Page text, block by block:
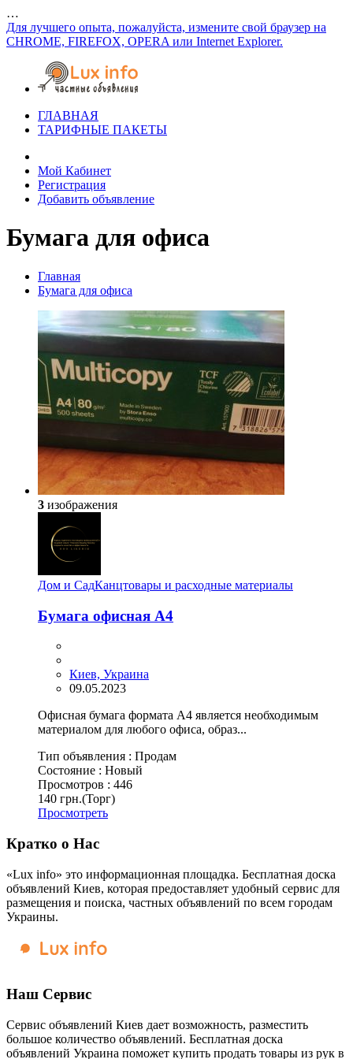
…
Для лучшего опыта, пожалуйста, измените свой браузер на
CHROME, FIREFOX, OPERA или Internet Explorer.
ГЛАВНАЯ
ТАРИФНЫЕ ПАКЕТЫ
Мой Кабинет
Регистрация
Добавить объявление
Бумага для офиса
Главная
Бумага для офиса
3 изображения
Дом и СадКанцтовары и расходные материалы
Бумага офисная А4
Киев, Украина
09.05.2023
Офисная бумага формата А4 является необходимым
материалом для любого офиса, образ...
Тип объявления : Продам
Состояние : Новый
Просмотров : 446
140 грн.(Торг)
Просмотреть
Кратко о Нас
«Lux info» это информационная площадка. Бесплатная доска
объявлений Киев, которая предоставляет удобный сервис для
размещения и поиска, частных объявлений по всем городам
Украины.
Наш Сервис
Сервис объявлений Киев дает возможность, разместить
большое количество объявлений. Бесплатная доска
объявлений Украина поможет купить продать товары из рук в